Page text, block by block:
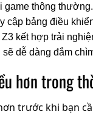
game thông
cập bảng điều
kết hợp trải
sẽ dễ dàng đắm
hơn trong